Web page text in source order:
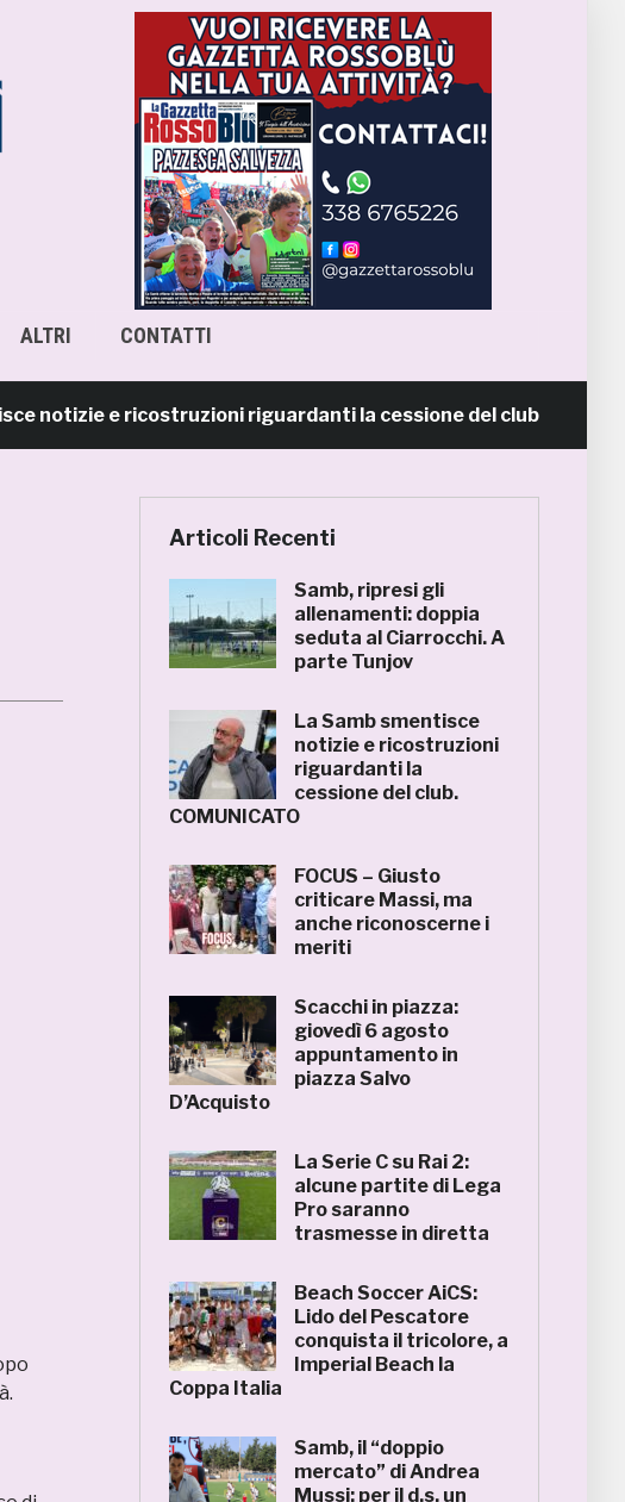
ALTRI CONTATTI
e ricostruzioni riguardanti la cessione del club. COMUNICATO
Articoli Recenti
Samb, ripresi gli
allenamenti: doppia
seduta al Ciarrocchi. A
parte Tunjov
La Samb smentisce
notizie e ricostruzioni
riguardanti la
cessione del club.
COMUNICATO
FOCUS – Giusto
criticare Massi, ma
anche riconoscerne i
meriti
Scacchi in piazza:
giovedì 6 agosto
appuntamento in
piazza Salvo
D’Acquisto
La Serie C su Rai 2:
alcune partite di Lega
Pro saranno
trasmesse in diretta
Beach Soccer AiCS:
Lido del Pescatore
conquista il tricolore, a
Imperial Beach la
Coppa Italia
Samb, il “doppio
mercato” di Andrea
Mussi: per il d.s. un